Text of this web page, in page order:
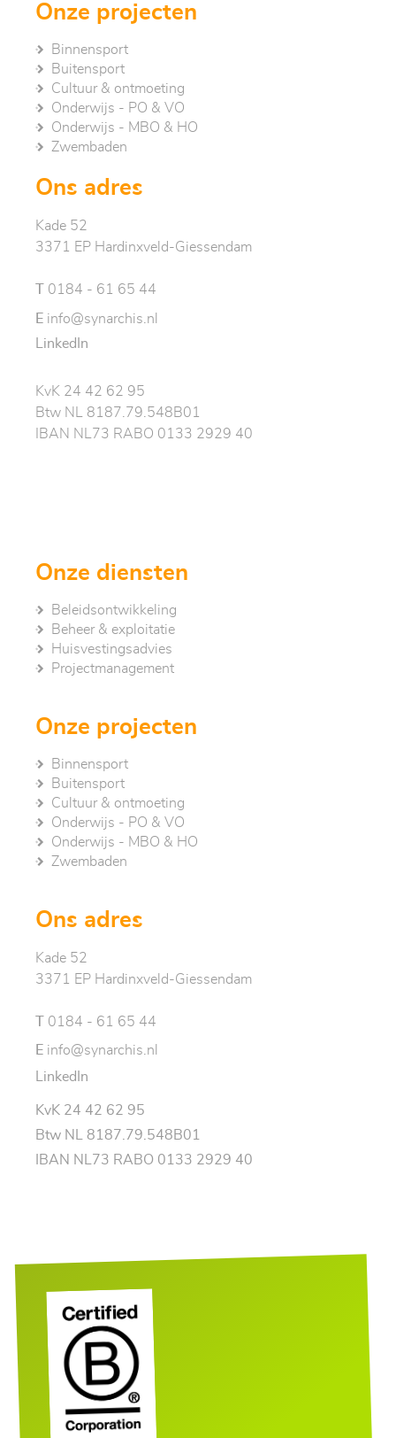
Onze projecten
Binnensport
Buitensport
Cultuur & ontmoeting
Onderwijs - PO & VO
Onderwijs - MBO & HO
Zwembaden
Ons adres
Kade 52
3371 EP Hardinxveld-Giessendam
0184 - 61 65 44
E info@synarchis.nl
LinkedIn
KvK 24 42 62 95
Btw NL 8187.79.548B01
IBAN NL73 RABO 0133 2929 40
Onze diensten
Beleidsontwikkeling
Beheer & exploitatie
Huisvestingsadvies
Project­management
Onze projecten
Binnensport
Buitensport
Cultuur & ontmoeting
Onderwijs - PO & VO
Onderwijs - MBO & HO
Zwembaden
Ons adres
Kade 52
3371 EP Hardinxveld-Giessendam
0184 - 61 65 44
E info@synarchis.nl
LinkedIn
KvK 24 42 62 95
Btw NL 8187.79.548B01
IBAN NL73 RABO 0133 2929 40